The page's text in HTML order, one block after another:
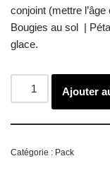
conjoint (mettre
Bougies au sol |
glace.
Ajouter
Catégorie : Pack